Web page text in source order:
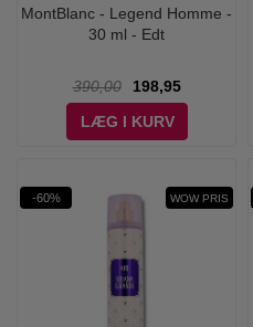
MontBlanc - Legend Homme -
30 ml - Edt
390,00
198,95
LÆG I KURV
-60% WOW PRIS